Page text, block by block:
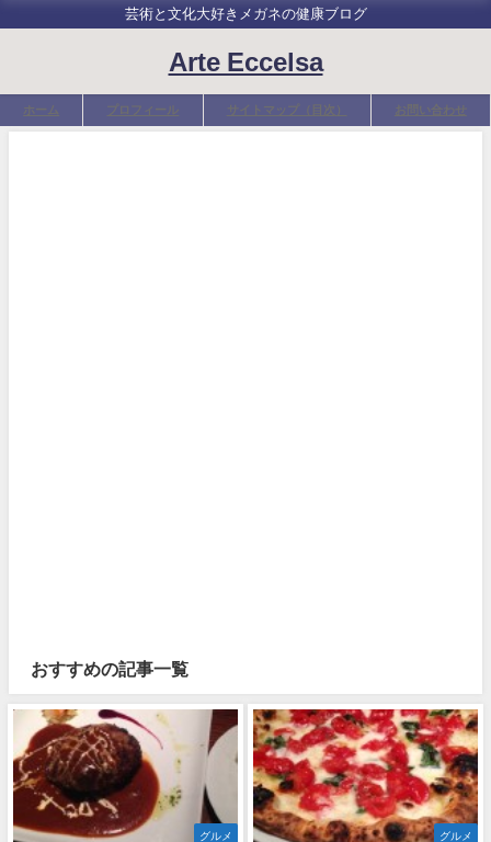
芸術と文化大好きメガネの健康ブログ
Arte Eccelsa
ホーム プロフィール サイトマップ（目次） お問い合わせ
おすすめの記事一覧
グルメ グルメ